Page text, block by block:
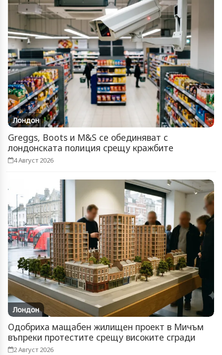
Лондон
Greggs, Boots и M&S се обединяват с
лондонската полиция срещу кражбите
4 Август 2026
Лондон
Одобриха мащабен жилищен проект в Мичъм
въпреки протестите срещу високите сгради
2 Август 2026